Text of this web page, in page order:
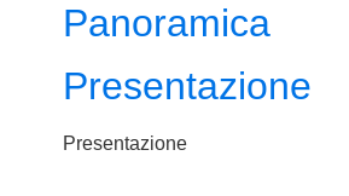
Panoramica
Presentazione
Presentazione